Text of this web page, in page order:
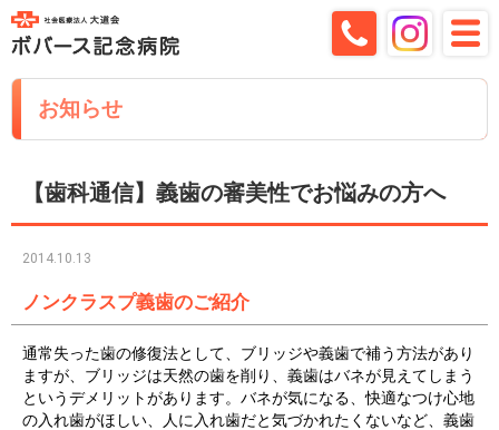
お知らせ
【歯科通信】義歯の審美性でお悩みの方へ
2014.10.13
ノンクラスプ義歯のご紹介
通常失った歯の修復法として、ブリッジや義歯で補う方法があり
ますが、ブリッジは天然の歯を削り、義歯はバネが見えてしまう
というデメリットがあります。バネが気になる、快適なつけ心地
の入れ歯がほしい、人に入れ歯だと気づかれたくないなど、義歯